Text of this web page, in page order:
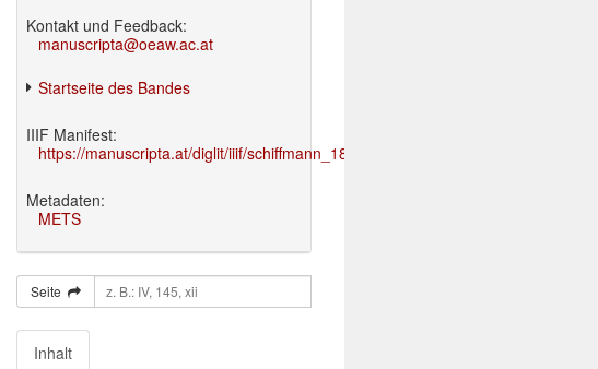
Kontakt und Feedback:
manuscripta@oeaw.ac.at
Startseite des Bandes
IIIF Manifest:
https://manuscripta.at/diglit/iiif/schiffmann_1895/manifest.json
Metadaten:
METS
Seite
Inhalt